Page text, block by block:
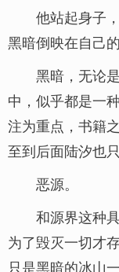
他站起身子
黑暗倒映在自己的
黑暗，无论
中，似乎都是一
注为重点，书籍
至到后面陆汐也
恶源。
和源界这种
为了毁灭一切才
只是黑暗的冰山